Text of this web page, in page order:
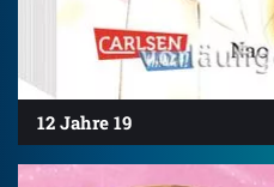
12 Jahre 19